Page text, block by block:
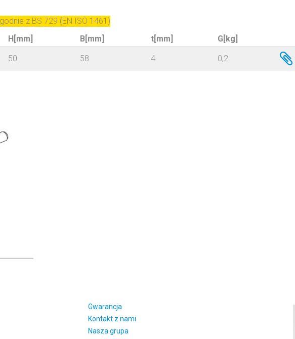
z BS 729 (EN ISO 1461)
H[mm] B[mm] t[mm] G[kg]
50 58 4 0,2
Gwarancja
Kontakt z nami
Nasza grupa